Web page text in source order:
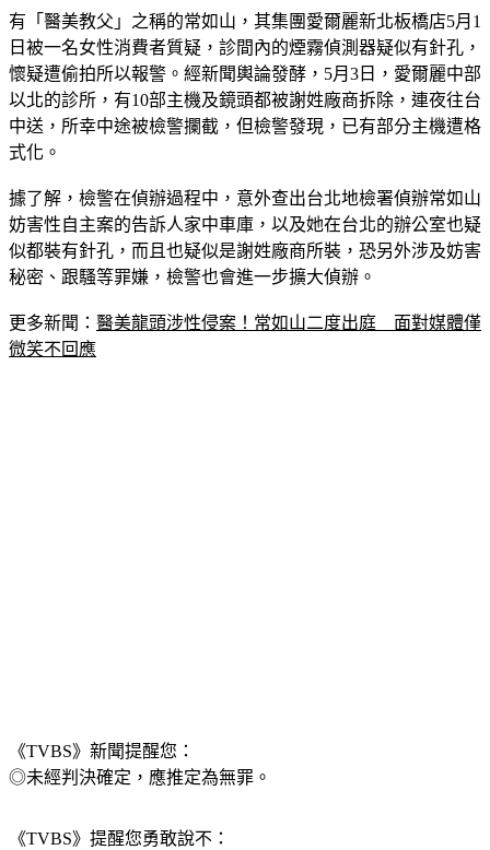
有「醫美教父」之稱的常如山，其集團愛爾麗新北板橋店5月1
日被一名女性消費者質疑，診間內的煙霧偵測器疑似有針孔，
懷疑遭偷拍所以報警。經新聞輿論發酵，5月3日，愛爾麗中部
以北的診所，有10部主機及鏡頭都被謝姓廠商拆除，連夜往台
中送，所幸中途被檢警攔截，但檢警發現，已有部分主機遭格
據了解，檢警在偵辦過程中，意外查出台北地檢署偵辦常如山
妨害性自主案的告訴人家中車庫，以及她在台北的辦公室也疑
似都裝有針孔，而且也疑似是謝姓廠商所裝，恐另外涉及妨害
更多新聞：
《TVBS》新聞提醒您：